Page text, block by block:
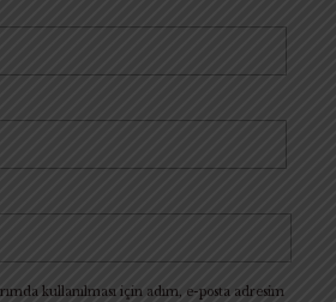
kullanılması için adım, e-posta adresim